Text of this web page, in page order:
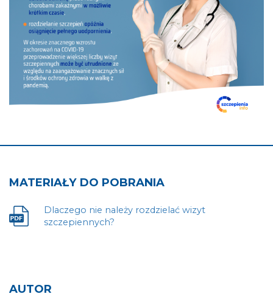
MATERIAŁY DO POBRANIA
Dlaczego nie należy rozdzielać wizyt
szczepiennych?
Plik
AUTOR